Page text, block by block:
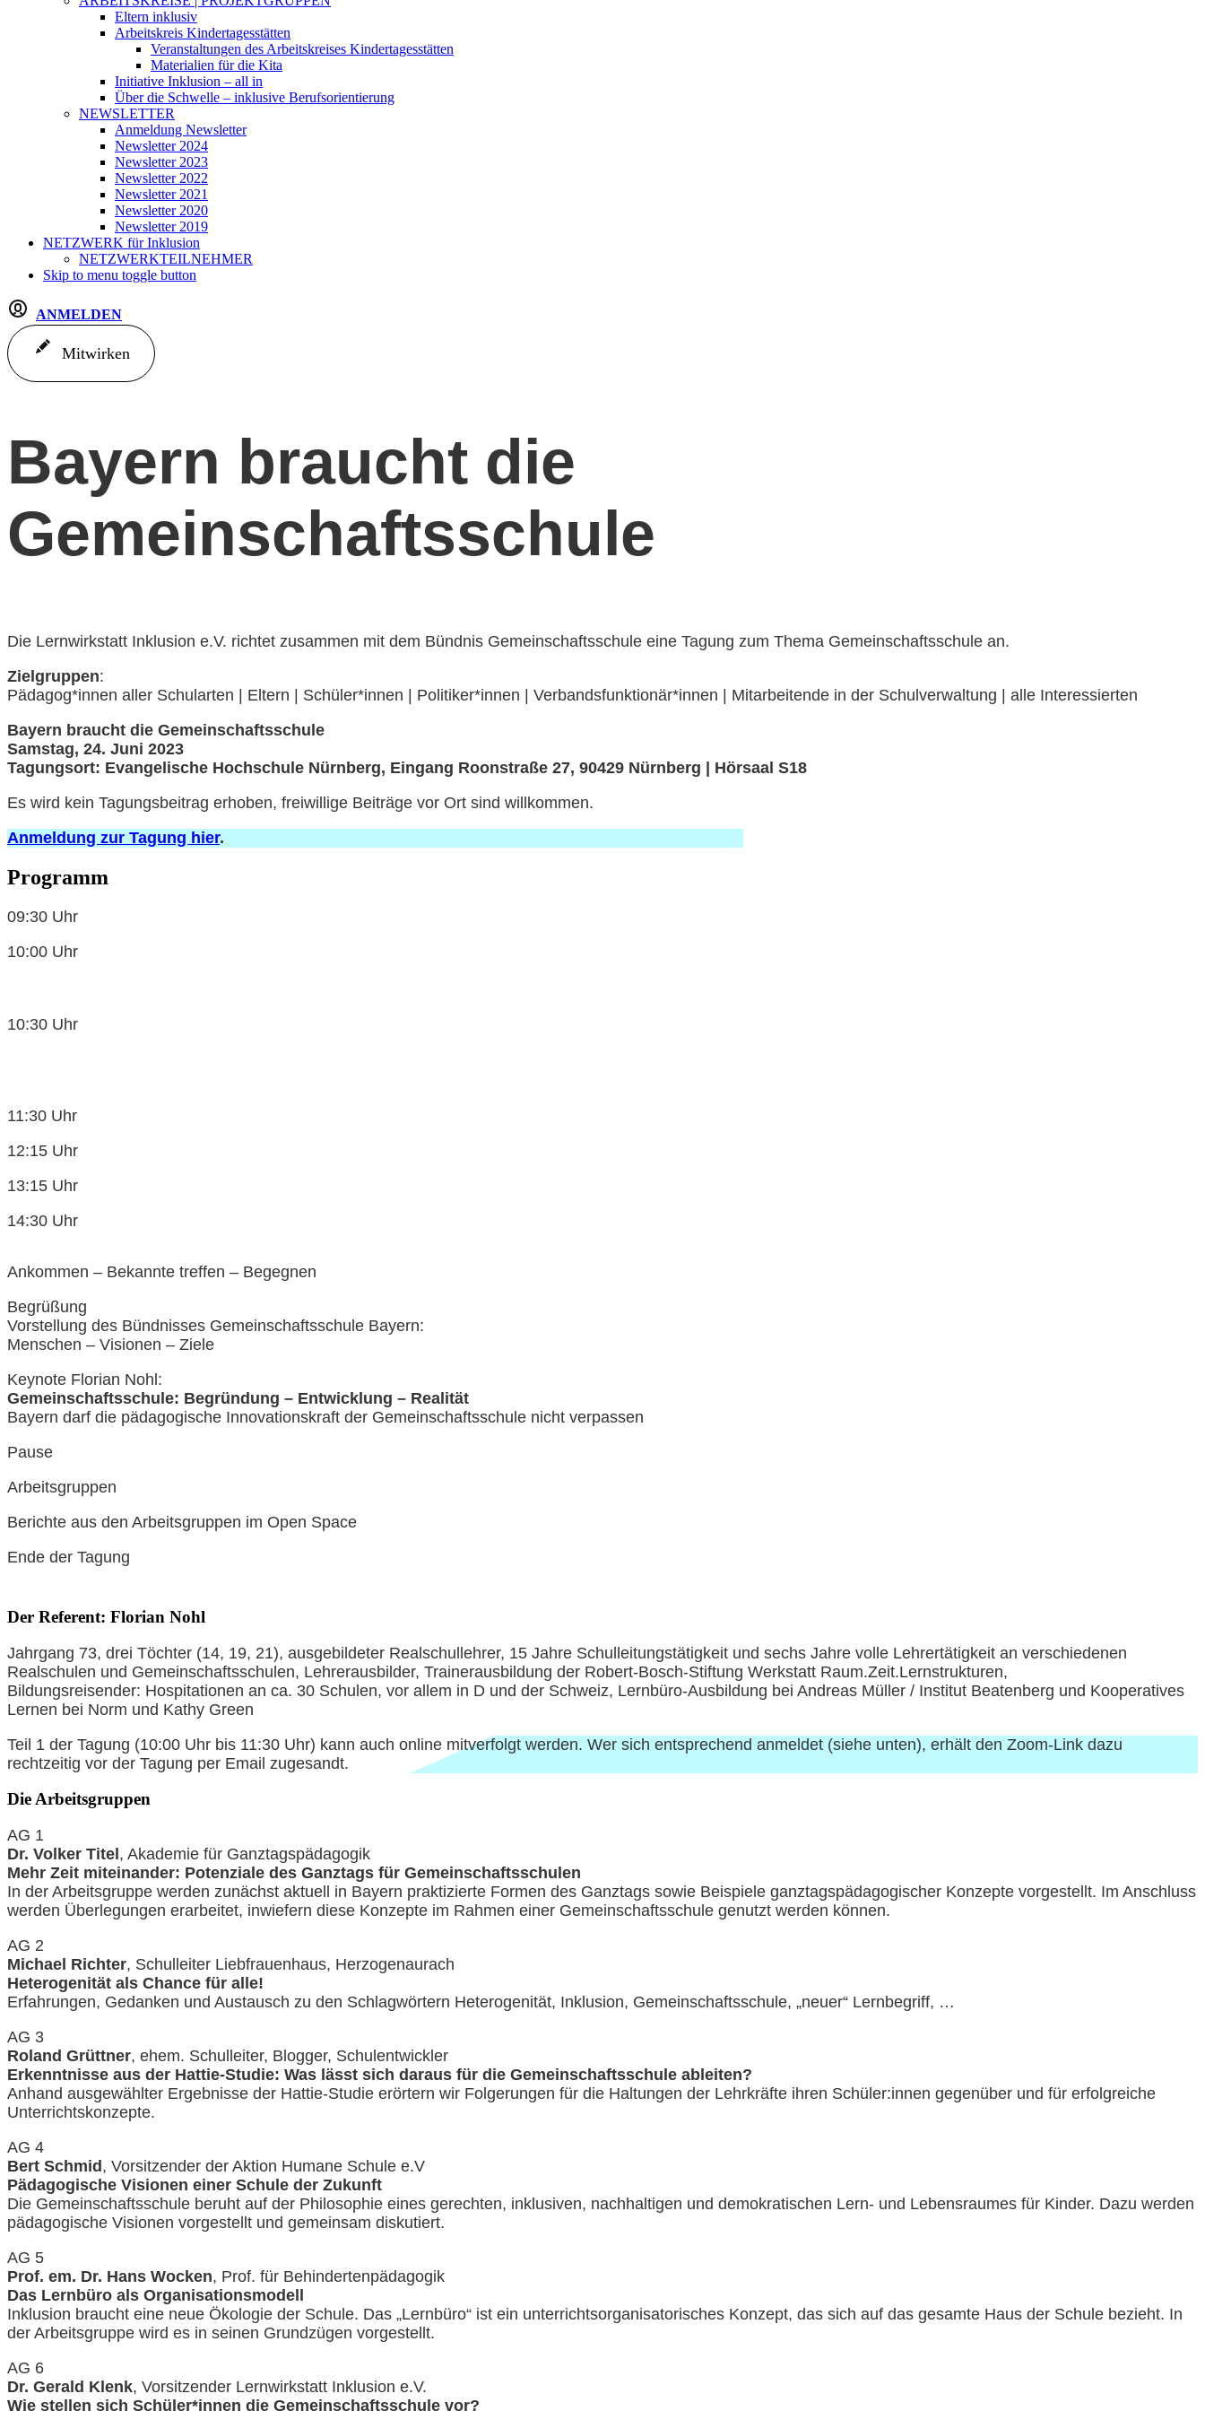
Eltern inklusiv
Arbeitskreis Kindertagesstätten
Veranstaltungen des Arbeitskreises Kindertagesstätten
Materialien für die Kita
Initiative Inklusion – all in
Über die Schwelle – inklusive Berufsorientierung
NEWSLETTER
Anmeldung Newsletter
Newsletter 2024
Newsletter 2023
Newsletter 2022
Newsletter 2021
Newsletter 2020
Newsletter 2019
NETZWERK für Inklusion
NETZWERKTEILNEHMER
Skip to menu toggle button
ANMELDEN
Mitwirken
Bayern braucht die
Gemeinschaftsschule
Die Lernwirkstatt Inklusion e.V. richtet zusammen mit dem Bündnis Gemeinschaftsschule eine Tagung zum Thema Gemeinschaftsschule an.
Zielgruppen:
Pädagog*innen aller Schularten | Eltern | Schüler*innen | Politiker*innen | Verbandsfunktionär*innen | Mitarbeitende in der Schulverwaltung | alle Interessierten
Bayern braucht die Gemeinschaftsschule
Samstag, 24. Juni 2023
Tagungsort: Evangelische Hochschule Nürnberg, Eingang Roonstraße 27, 90429 Nürnberg | Hörsaal S18
Es wird kein Tagungsbeitrag erhoben, freiwillige Beiträge vor Ort sind willkommen.
Anmeldung zur Tagung hier.
Programm
09:30 Uhr
10:00 Uhr
10:30 Uhr
11:30 Uhr
12:15 Uhr
13:15 Uhr
14:30 Uhr
Ankommen – Bekannte treffen – Begegnen
Begrüßung
Vorstellung des Bündnisses Gemeinschaftsschule Bayern:
Menschen – Visionen – Ziele
Keynote Florian Nohl:
Gemeinschaftsschule: Begründung – Entwicklung – Realität
Bayern darf die pädagogische Innovationskraft der Gemeinschaftsschule nicht verpassen
Pause
Arbeitsgruppen
Berichte aus den Arbeitsgruppen im Open Space
Ende der Tagung
Der Referent: Florian Nohl
Jahrgang 73, drei Töchter (14, 19, 21), ausgebildeter Realschullehrer, 15 Jahre Schulleitungstätigkeit und sechs Jahre volle Lehrertätigkeit an verschiedenen
Realschulen und Gemeinschaftsschulen, Lehrerausbilder, Trainerausbildung der Robert-Bosch-Stiftung Werkstatt Raum.Zeit.Lernstrukturen,
Bildungsreisender: Hospitationen an ca. 30 Schulen, vor allem in D und der Schweiz, Lernbüro-Ausbildung bei Andreas Müller / Institut Beatenberg und Kooperatives
Lernen bei Norm und Kathy Green
Teil 1 der Tagung (10:00 Uhr bis 11:30 Uhr) kann auch online mitverfolgt werden. Wer sich entsprechend anmeldet (siehe unten), erhält den Zoom-Link dazu
rechtzeitig vor der Tagung per Email zugesandt.
Die Arbeitsgruppen
AG 1
Dr. Volker Titel , Akademie für Ganztagspädagogik
Mehr Zeit miteinander: Potenziale des Ganztags für Gemeinschaftsschulen
In der Arbeitsgruppe werden zunächst aktuell in Bayern praktizierte Formen des Ganztags sowie Beispiele ganztagspädagogischer Konzepte vorgestellt. Im Anschluss
werden Überlegungen erarbeitet, inwiefern diese Konzepte im Rahmen einer Gemeinschaftsschule genutzt werden können.
AG 2
Michael Richter, Schulleiter Liebfrauenhaus, Herzogenaurach
Heterogenität als Chance für alle!
Erfahrungen, Gedanken und Austausch zu den Schlagwörtern Heterogenität, Inklusion, Gemeinschaftsschule, „neuer“ Lernbegriff, …
AG 3
Roland Grüttner, ehem. Schulleiter, Blogger, Schulentwickler
Erkenntnisse aus der Hattie-Studie: Was lässt sich daraus für die Gemeinschaftsschule ableiten?
Anhand ausgewählter Ergebnisse der Hattie-Studie erörtern wir Folgerungen für die Haltungen der Lehrkräfte ihren Schüler:innen gegenüber und für erfolgreiche
Unterrichtskonzepte.
AG 4
Bert Schmid , Vorsitzender der Aktion Humane Schule e.V
Pädagogische Visionen einer Schule der Zukunft
Die Gemeinschaftsschule beruht auf der Philosophie eines gerechten, inklusiven, nachhaltigen und demokratischen Lern- und Lebensraumes für Kinder. Dazu werden
pädagogische Visionen vorgestellt und gemeinsam diskutiert.
AG 5
Prof. em. Dr. Hans Wocken, Prof. für Behindertenpädagogik
Das Lernbüro als Organisationsmodell
Inklusion braucht eine neue Ökologie der Schule. Das „Lernbüro“ ist ein unterrichtsorganisatorisches Konzept, das sich auf das gesamte Haus der Schule bezieht. In
der Arbeitsgruppe wird es in seinen Grundzügen vorgestellt.
AG 6
Dr. Gerald Klenk, Vorsitzender Lernwirkstatt Inklusion e.V.
Wie stellen sich Schüler*innen die Gemeinschaftsschule vor?